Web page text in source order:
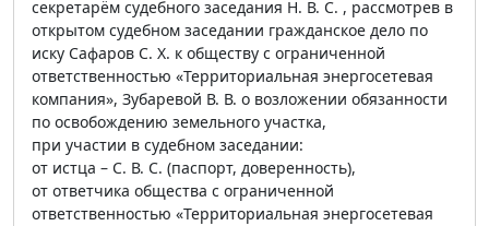
секретарём судебного заседания Н. В. С. , рассмотрев в
открытом судебном заседании гражданское дело по
иску Сафаров С. Х. к обществу с ограниченной
ответственностью «Территориальная энергосетевая
компания», Зубаревой В. В. о возложении обязанности
по освобождению земельного участка,
при участии в судебном заседании:
от истца – С. В. С. (паспорт, доверенность),
от ответчика общества с ограниченной
ответственностью «Территориальная энергосетевая